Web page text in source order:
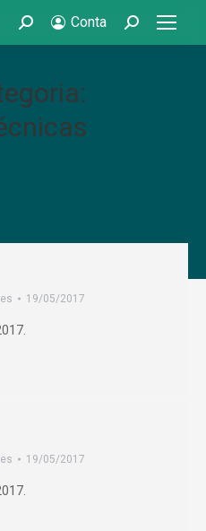
Search: Conta Search:
19/05/2017
19/05/2017